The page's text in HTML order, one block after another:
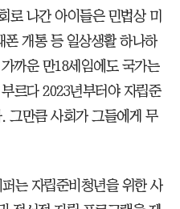
로 나간 아이들은 민법상 미
개통 등 일상생활 하나하
까운 만18세임에도 국가는
르다 2023년부터야 자립준
그만큼 사회가 그들에게 무
는 자립준비청년을 위한 사